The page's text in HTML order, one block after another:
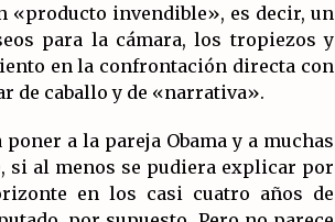
«producto invendible», es decir, un
para la cámara, los tropiezos y
en la confrontación directa con
de caballo y de «narrativa».
a la pareja Obama y a muchas
si al menos se pudiera explicar por
en los casi cuatro años de